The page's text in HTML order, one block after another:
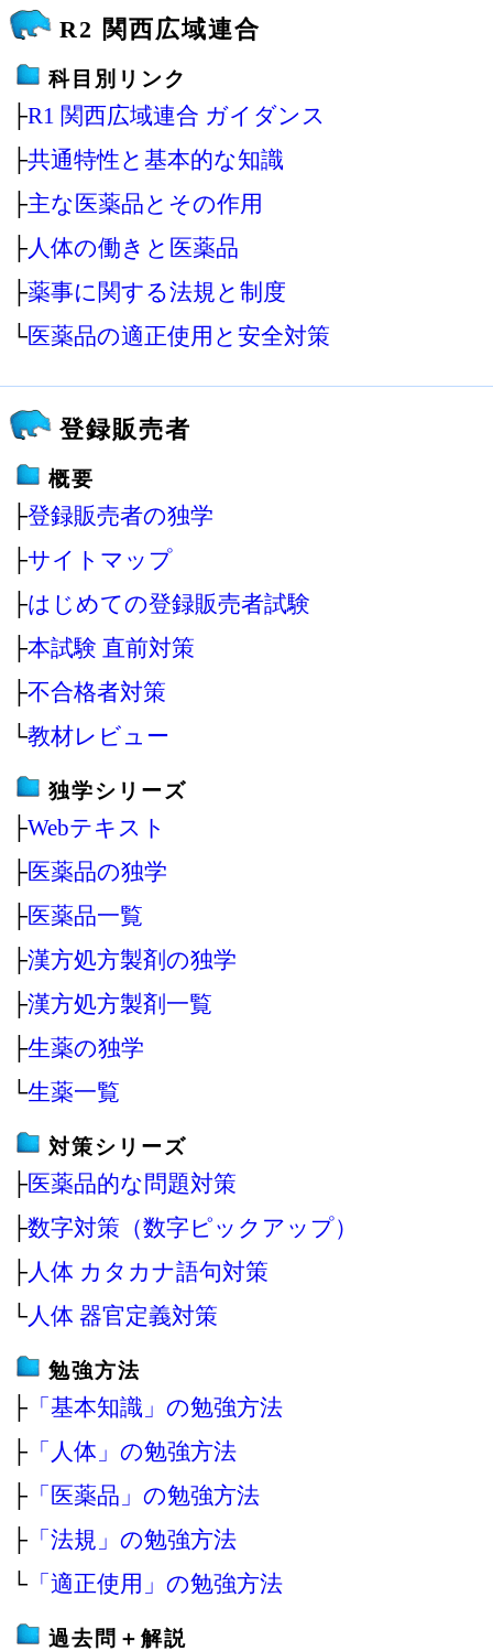
R2 関西広域連合
科目別リンク
├R1 関西広域連合 ガイダンス
├共通特性と基本的な知識
├主な医薬品とその作用
├人体の働きと医薬品
├薬事に関する法規と制度
└医薬品の適正使用と安全対策
登録販売者
概要
├登録販売者の独学
├サイトマップ
├はじめての登録販売者試験
├本試験 直前対策
├不合格者対策
└教材レビュー
独学シリーズ
├Webテキスト
├医薬品の独学
├医薬品一覧
├漢方処方製剤の独学
├漢方処方製剤一覧
├生薬の独学
└生薬一覧
対策シリーズ
├医薬品的な問題対策
├数字対策（数字ピックアップ）
├人体 カタカナ語句対策
└人体 器官定義対策
勉強方法
├ 「基本知識」の勉強方法
├ 「人体」の勉強方法
├ 「医薬品」の勉強方法
├ 「法規」の勉強方法
└ 「適正使用」の勉強方法
過去問＋解説